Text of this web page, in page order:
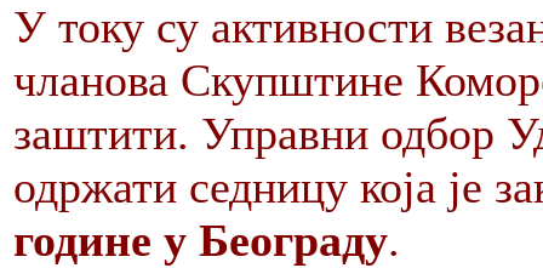
У току су активности
чланова Скупштине
заштити. Управни одбор
одржати седницу која је
године у Београду.